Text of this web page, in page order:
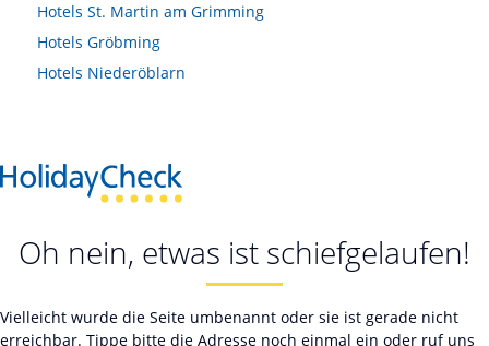
Hotels St. Martin am Grimming
Hotels Gröbming
Hotels Niederöblarn
Oh nein, etwas ist schiefgelaufen!
Vielleicht wurde die Seite umbenannt oder sie ist gerade nicht
erreichbar. Tippe bitte die Adresse noch einmal ein oder ruf uns